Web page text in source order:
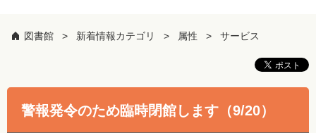
図書館 新着情報カテゴリ 属性 サービス
警報発令のため臨時閉館します（9/20）